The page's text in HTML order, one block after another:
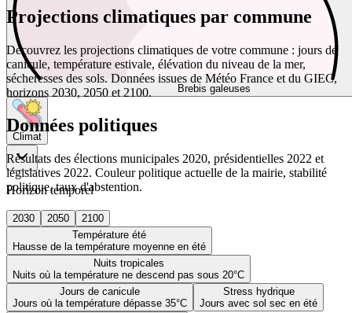
Brebis galeuses
Climat
Horizon temporel
2030 2050
2100
Température été
Hausse de la température moyenne en été
Nuits tropicales
Nuits où la température ne descend pas sous 20°C
Jours de canicule
Jours où la température dépasse 35°C
Stress hydrique
Jours avec sol sec en été
Projections climatiques par commune
Découvrez les projections climatiques de votre commune : jours de
canicule, température estivale, élévation du niveau de la mer,
sécheresses des sols. Données issues de Météo France et du GIEC,
horizons 2030, 2050 et 2100.
Données politiques
Résultats des élections municipales 2020, présidentielles 2022 et
législatives 2022. Couleur politique actuelle de la mairie, stabilité
politique, taux d'abstention.